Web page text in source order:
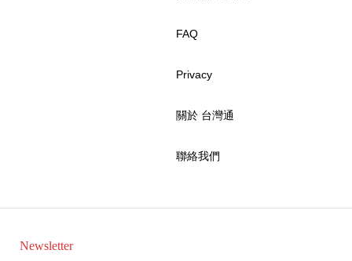
FAQ
Privacy
關於 台灣通
聯絡我們
Newsletter